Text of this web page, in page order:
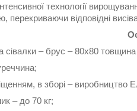
технології
перекриваючи відповідні
– брус – 80х80 товщина
в зборі – виробництво
до 70 кг;